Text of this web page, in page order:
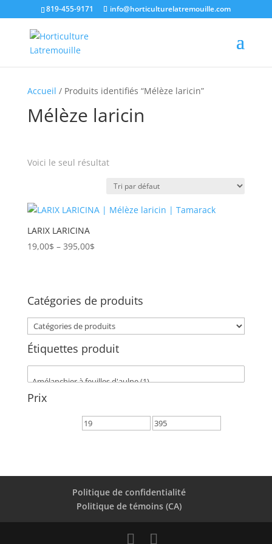
819-455-9171 info@horticulturelatremouille.com
Accueil / Produits identifiés “Mélèze laricin”
Mélèze laricin
Catégories de produits
Étiquettes produit
Prix
Voici le seul résultat
LARIX LARICINA
19,00$ – 395,00$Gamme
19,00$
à
395,00$
Catégories de produits
Étiquettes produit
Prix
Politique de confidentialité
Politique de témoins (CA)